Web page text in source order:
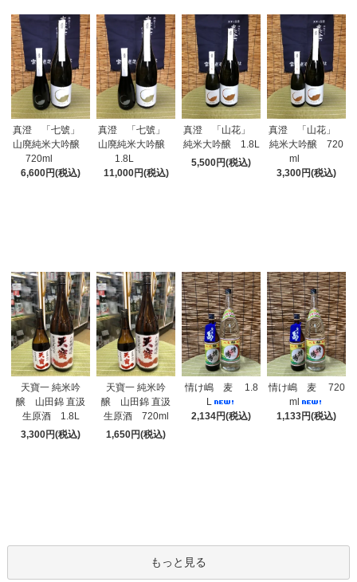
真澄 「七號」
山廃純米大吟醸
720ml
6,600円(税込)
真澄 「七號」
山廃純米大吟醸
1.8L
11,000円(税込)
真澄 「山花」
純米大吟醸 1.8L
5,500円(税込)
真澄 「山花」
純米大吟醸 720
ml
3,300円(税込)
天寶一 純米吟
醸 山田錦 直汲
生原酒 1.8L
3,300円(税込)
天寶一 純米吟
醸 山田錦 直汲
生原酒 720ml
1,650円(税込)
情け嶋 麦 1.8
L
2,134円(税込)
情け嶋 麦 720
ml
1,133円(税込)
もっと見る